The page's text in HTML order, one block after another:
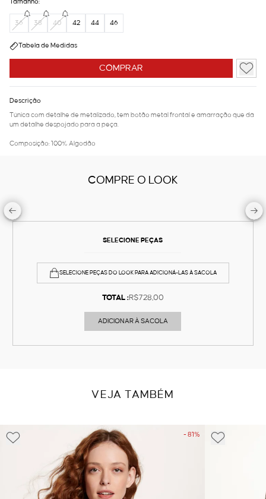
COMPRAR
Tamanho:
36 38 40 42 44 46
Tabela de Medidas
Descrição
Túnica com detalhe de metalizado, tem botão metal frontal e amarração que dá
um detalhe despojado para a peça.
Composição: 100% Algodão
COMPRE O LOOK
SELECIONE PEÇAS
SELECIONE PEÇAS DO LOOK PARA ADICIONÁ-LAS À SACOLA
TOTAL :R$728,00
ADICIONAR À SACOLA
VEJA TAMBÉM
- 81%